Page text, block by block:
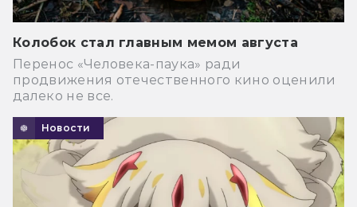
Колобок стал главным мемом августа
Перенос «Человека-паука» ради
продвижения отечественного кино оценили
далеко не все.
Новости